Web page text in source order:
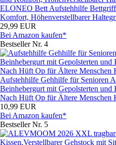
ELONEO Bett Aufstehhilfe
Komfort, Höhenverstellbarer
29,99 EUR
Bei Amazon kaufen*
Bestseller Nr. 4
Aufstehhilfe Gehhilfe für Senioren
Beinhebergurt mit Gepolsterten
Nach Hüft Op für Ältere Menschen
10,99 EUR
Bei Amazon kaufen*
Bestseller Nr. 5